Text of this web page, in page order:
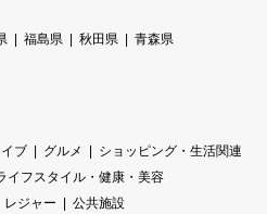
福島県 秋田県
青森県
ブ グルメ
ショッピング・生活関連
イフスタイル・健康・美容
レジャー
公共施設